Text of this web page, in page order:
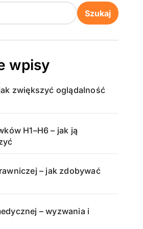
Szukaj
wpisy
zwiększyć oglądalność
H1–H6 – jak ją
– jak zdobywać
– wyzwania i